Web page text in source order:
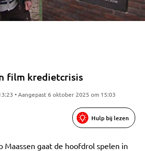
film kredietcrisis
• Aangepast 6 oktober 2025 om 15:03
Hulp bij lezen
Maassen gaat de hoofdrol spelen in